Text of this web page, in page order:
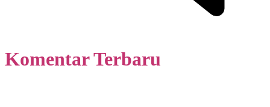
Komentar Terbaru